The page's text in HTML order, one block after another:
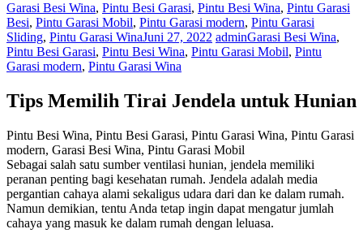
Garasi Besi Wina, Pintu Besi Garasi, Pintu Besi Wina, Pintu Garasi
Besi, Pintu Garasi Mobil, Pintu Garasi modern, Pintu Garasi
Sliding, Pintu Garasi WinaJuni 27, 2022 adminGarasi Besi Wina,
Pintu Besi Garasi, Pintu Besi Wina, Pintu Garasi Mobil, Pintu
Garasi modern, Pintu Garasi Wina
Tips Memilih Tirai Jendela untuk Hunian
Pintu Besi Wina, Pintu Besi Garasi, Pintu Garasi Wina, Pintu Garasi
modern, Garasi Besi Wina, Pintu Garasi Mobil
Sebagai salah satu sumber ventilasi hunian, jendela memiliki
peranan penting bagi kesehatan rumah. Jendela adalah media
pergantian cahaya alami sekaligus udara dari dan ke dalam rumah.
Namun demikian, tentu Anda tetap ingin dapat mengatur jumlah
cahaya yang masuk ke dalam rumah dengan leluasa.